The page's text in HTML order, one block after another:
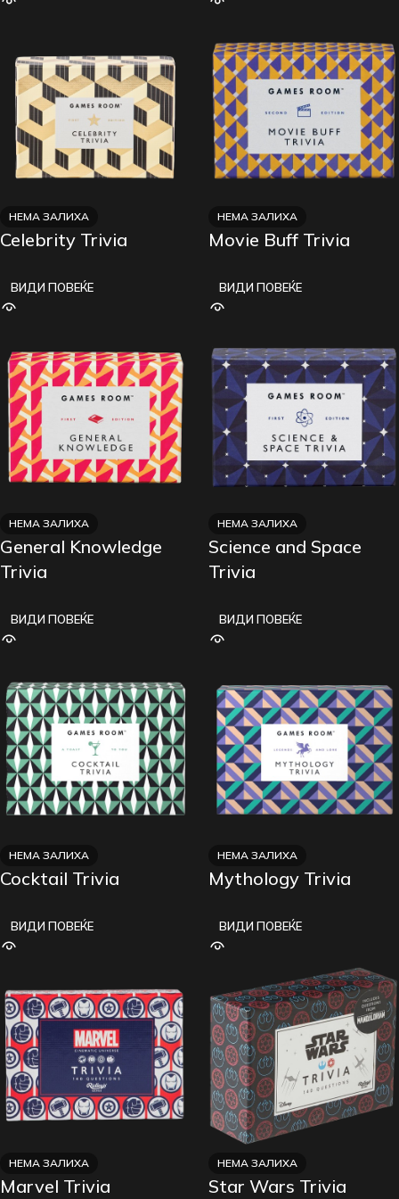
НЕМА ЗАЛИХА
Celebrity Trivia
ВИДИ ПОВЕЌЕ
НЕМА ЗАЛИХА
Movie Buff Trivia
ВИДИ ПОВЕЌЕ
НЕМА ЗАЛИХА
General Knowledge
Trivia
ВИДИ ПОВЕЌЕ
НЕМА ЗАЛИХА
Science and Space
Trivia
ВИДИ ПОВЕЌЕ
НЕМА ЗАЛИХА
Cocktail Trivia
ВИДИ ПОВЕЌЕ
НЕМА ЗАЛИХА
Mythology Trivia
ВИДИ ПОВЕЌЕ
НЕМА ЗАЛИХА
Marvel Trivia
НЕМА ЗАЛИХА
Star Wars Trivia